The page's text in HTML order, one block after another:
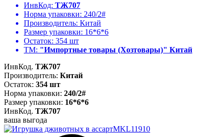
ИнвКод: ТЖ707
Норма упаковки: 240/2#
Производитель: Китай
Размер упаковки: 16*6*6
Остаток: 354 шт
ТМ: "Импортные товары (Хозтовары)" Китай
ИнвКод. ТЖ707
Производитель: Китай
Остаток: 354 шт
Норма упаковки: 240/2#
Размер упаковки: 16*6*6
ИнвКод. ТЖ707
ваша выгода